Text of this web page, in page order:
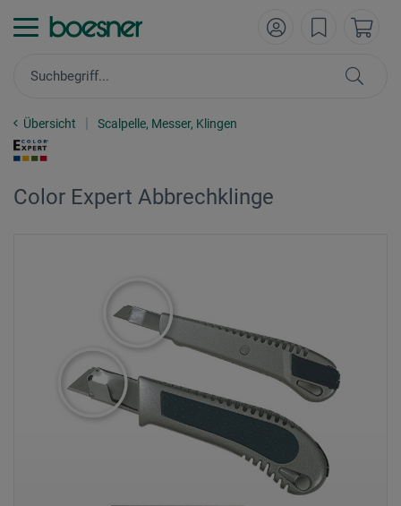
Übersicht Scalpelle, Messer, Klingen
Color Expert Abbrechklinge